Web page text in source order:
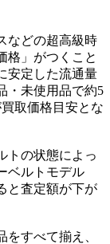
などの超高級時
格」がつくこと
安定した流通量
・未使用品で約5
取価格目安とな
トの状態によっ
ベルトモデル
と査定額が下が
すべて揃え、